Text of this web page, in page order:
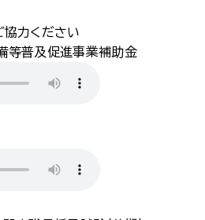
協力ください
等普及促進事業補助金